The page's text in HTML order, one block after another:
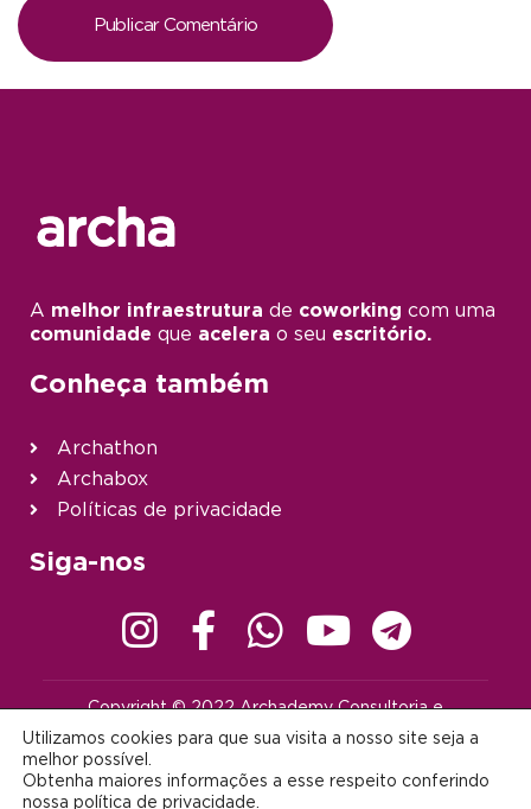
A melhor infraestrutura de coworking com uma
comunidade que acelera o seu escritório.
Conheça também
Archathon
Archabox
Políticas de privacidade
Siga-nos
Copyright © 2022 Archademy Consultoria e
reservados |contato@archademy.com.br |
Desenvolvido por:
Utilizamos cookies para que sua visita a nosso site seja a
melhor possível.
Obtenha maiores informações a esse respeito conferindo
nossa política de privacidade